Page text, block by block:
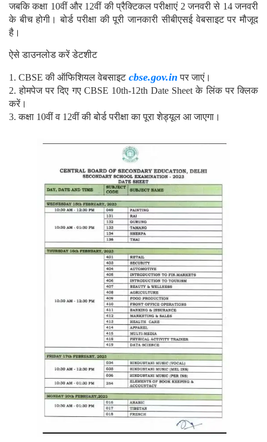
जबकि कक्षा 10वीं और 12वीं की प्रैक्टिकल परीक्षाएं 2 जनवरी से 14 जनवरी
के बीच होगी। बोर्ड परीक्षा की पूरी जानकारी सीबीएसई वेबसाइट पर मौजूद
है।
ऐसे डाउनलोड करें डेटशीट
1. CBSE की ऑफिशियल वेबसाइटcbse.gov.in पर जाएं।
2. होमपेज पर दिए गए CBSE 10th-12th Date Sheet के लिंक पर क्लिक
करें।
3. कक्षा 10वीं व 12वीं की बोर्ड परीक्षा का पूरा शेड्यूल आ जाएगा।